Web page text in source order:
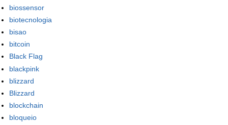
biossensor
biotecnologia
bisao
bitcoin
Black Flag
blackpink
blizzard
Blizzard
blockchain
bloqueio